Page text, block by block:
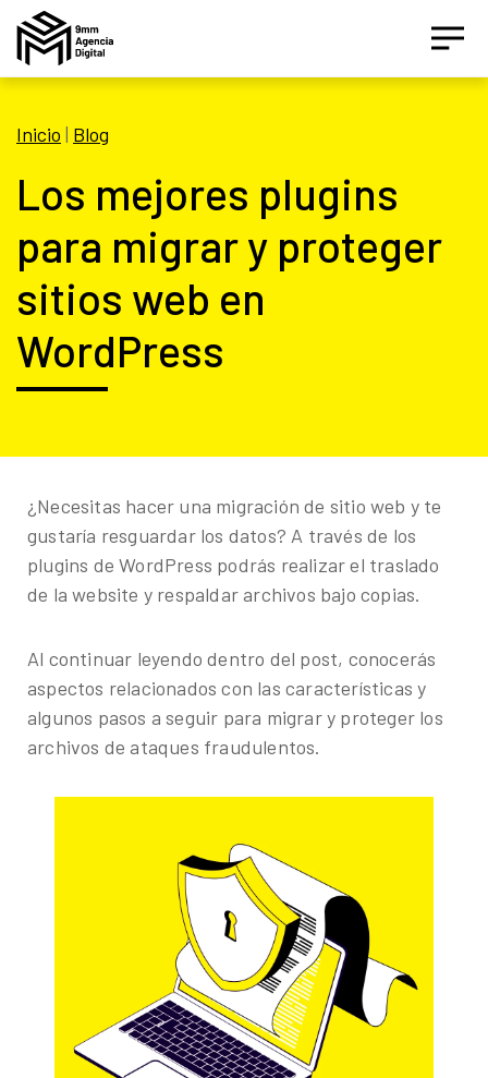
Inicio | Blog
Los mejores plugins
para migrar y proteger
sitios web en
WordPress
¿Necesitas hacer una migración de sitio web y te
gustaría resguardar los datos? A través de los
plugins de WordPress podrás realizar el traslado
de la website y respaldar archivos bajo copias.
Al continuar leyendo dentro del post, conocerás
aspectos relacionados con las características y
algunos pasos a seguir para migrar y proteger los
archivos de ataques fraudulentos.
Asesor IA Activo
¡Hola! Soy el asesor inteligente oficial de 9MM, tu
Estamos aquí para ayudarte a crecer con estrategias
¿Te gustaría conocer nuestros servicios, ver el
catálogo de herramientas o agendar un diagnóstico
gratuito?